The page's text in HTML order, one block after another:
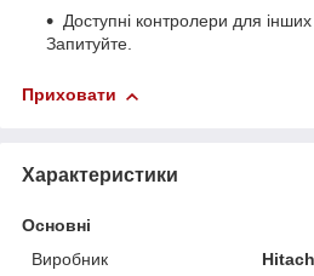
Доступні контролери для
Запитуйте.
Приховати
Характеристики
Основні
Виробник